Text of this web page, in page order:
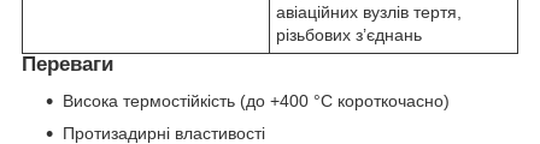
авіаційних вузлів тертя,
різьбових з’єднань
Переваги
Висока термостійкість (до +400 °C короткочасно)
Протизадирні властивості